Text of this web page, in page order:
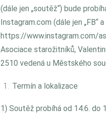
(dále jen „soutěž“) bude
Instagram.com (dále jen „FB“
https://www.instagram.com/
Asociace starožitníků,
2510 vedená u Městského
Termín a lokalizace
1) Soutěž probíhá od 14.6. do